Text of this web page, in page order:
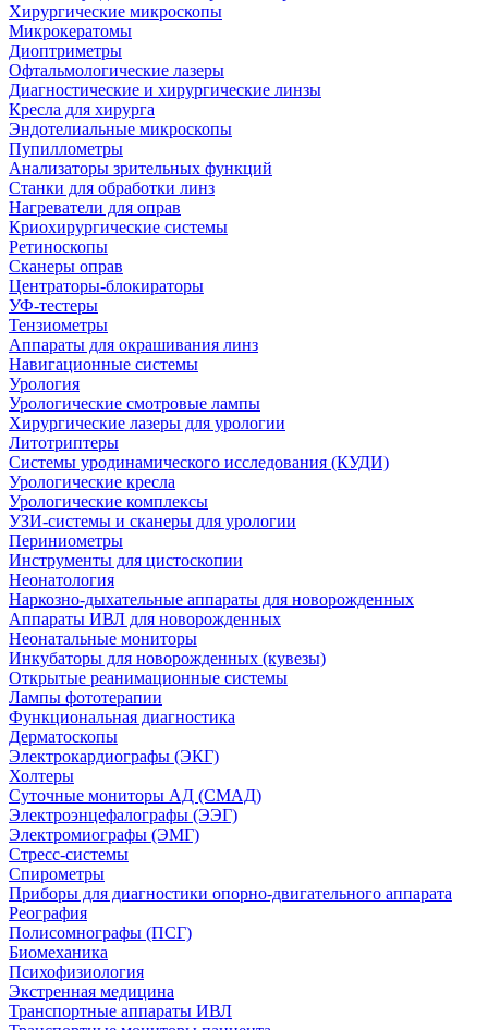
Хирургические микроскопы
Микрокератомы
Диоптриметры
Офтальмологические лазеры
Диагностические и хирургические линзы
Кресла для хирурга
Эндотелиальные микроскопы
Пупиллометры
Анализаторы зрительных функций
Станки для обработки линз
Нагреватели для оправ
Криохирургические системы
Ретиноскопы
Сканеры оправ
Центраторы-блокираторы
УФ-тестеры
Тензиометры
Аппараты для окрашивания линз
Навигационные системы
Урология
Урологические смотровые лампы
Хирургические лазеры для урологии
Литотриптеры
Системы уродинамического исследования (КУДИ)
Урологические кресла
Урологические комплексы
УЗИ-системы и сканеры для урологии
Периниометры
Инструменты для цистоскопии
Неонатология
Наркозно-дыхательные аппараты для новорожденных
Аппараты ИВЛ для новорожденных
Неонатальные мониторы
Инкубаторы для новорожденных (кувезы)
Открытые реанимационные системы
Лампы фототерапии
Функциональная диагностика
Дерматоскопы
Электрокардиографы (ЭКГ)
Холтеры
Суточные мониторы АД (СМАД)
Электроэнцефалографы (ЭЭГ)
Электромиографы (ЭМГ)
Стресс-системы
Спирометры
Приборы для диагностики опорно-двигательного аппарата
Реография
Полисомнографы (ПСГ)
Биомеханика
Психофизиология
Экстренная медицина
Транспортные аппараты ИВЛ